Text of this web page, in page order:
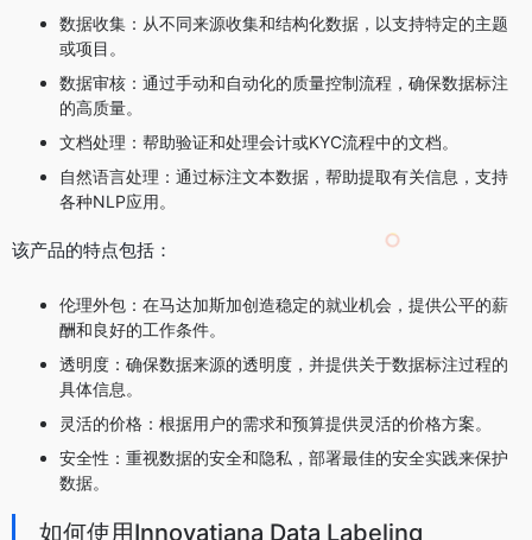
数据收集：从不同来源收集和结构化数据，以支持特定的主题
或项目。
数据审核：通过手动和自动化的质量控制流程，确保数据标注
的高质量。
文档处理：帮助验证和处理会计或KYC流程中的文档。
自然语言处理：通过标注文本数据，帮助提取有关信息，支持
各种NLP应用。
该产品的特点包括：
伦理外包：在马达加斯加创造稳定的就业机会，提供公平的薪
酬和良好的工作条件。
透明度：确保数据来源的透明度，并提供关于数据标注过程的
具体信息。
灵活的价格：根据用户的需求和预算提供灵活的价格方案。
安全性：重视数据的安全和隐私，部署最佳的安全实践来保护
数据。
如何使用Innovatiana Data Labeling